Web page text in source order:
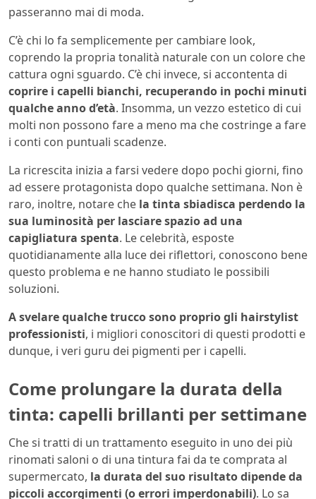
passeranno mai di moda.
C’è chi lo fa semplicemente per cambiare look,
coprendo la propria tonalità naturale con un colore che
cattura ogni sguardo. C’è chi invece, si accontenta di
coprire i capelli bianchi, recuperando in pochi minuti
qualche anno d’età. Insomma, un vezzo estetico di cui
molti non possono fare a meno ma che costringe a fare
i conti con puntuali scadenze.
La ricrescita inizia a farsi vedere dopo pochi giorni, fino
ad essere protagonista dopo qualche settimana. Non è
raro, inoltre, notare che la tinta sbiadisca perdendo la
sua luminosità per lasciare spazio ad una
capigliatura spenta. Le celebrità, esposte
quotidianamente alla luce dei riflettori, conoscono bene
questo problema e ne hanno studiato le possibili
soluzioni.
A svelare qualche trucco sono proprio gli hairstylist
professionisti, i migliori conoscitori di questi prodotti e
dunque, i veri guru dei pigmenti per i capelli.
Come prolungare la durata della
tinta: capelli brillanti per settimane
Che si tratti di un trattamento eseguito in uno dei più
rinomati saloni o di una tintura fai da te comprata al
supermercato, la durata del suo risultato dipende da
piccoli accorgimenti (o errori imperdonabili). Lo sa